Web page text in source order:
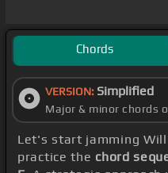
Chords
VERSION: Simplified
Major & minor chords
Let's start jamming
practice the chord